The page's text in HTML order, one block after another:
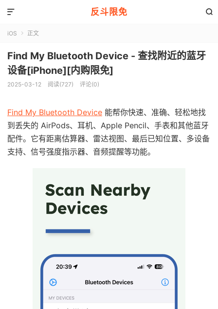
反斗限免 

iOS  正文
Find My Bluetooth Device - 查找附近的蓝牙
设备[iPhone][内购限免]
2025-03-12 阅读(727) 评论(0)
Find My Bluetooth Device 能帮你快速、准确、轻松地找
到丢失的 AirPods、耳机、Apple Pencil、手表和其他蓝牙
配件。它有距离估算器、雷达视图、最后已知位置、多设备
支持、信号强度指示器、音频提醒等功能。